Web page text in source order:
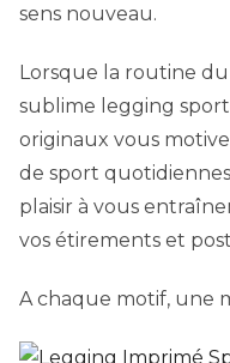
sens nouveau.
Lorsque la routine
sublime legging
originaux vous
de sport
plaisir à vous
vos étirements et
A chaque motif, une